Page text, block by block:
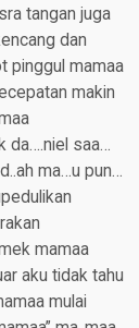
tangan juga
dan
pinggul mamaa
makin
da….niel saa…
ma…u pun…
mamaa
aku tidak tahu
mulai